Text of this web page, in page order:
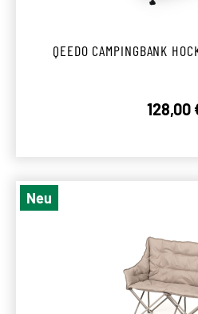
QEEDO CAMPINGBANK
128,00
Neu